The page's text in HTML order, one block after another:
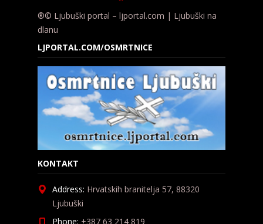
®© Ljubuški portal – ljportal.com | Ljubuški na
dlanu
LJPORTAL.COM/OSMRTNICE
KONTAKT
Address: Hrvatskih branitelja 57, 88320
Ljubuški
Phone: +387 63 214 819